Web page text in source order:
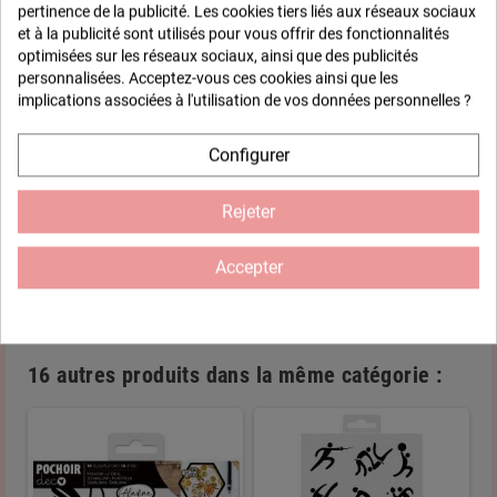
Description
Ce pochoir 13 x 18 cm est parfait pour vos projets créatifs sur
papier. Il offre deux motifs distincts, chacun au format 9 x 13 cm
: D’un côté : Des lignes de points et des cœurs, idéales pour des
designs délicats et romantiques. De l’autre côté : Un motif de
pois usés, parfait pour un effet vintage et texturé. Polyvalent et
facile à utiliser, il est idéal pour le scrapbooking, la carterie ou
toute activité DIY nécessitant des détails élégants et originaux.
Ajoutez une touche unique à vos créations grâce à ce pochoir
inspirant et pratique.
16 autres produits dans la même catégorie :
pertinence de la publicité. Les cookies tiers liés aux réseaux sociaux
et à la publicité sont utilisés pour vous offrir des fonctionnalités
optimisées sur les réseaux sociaux, ainsi que des publicités
personnalisées. Acceptez-vous ces cookies ainsi que les
implications associées à l'utilisation de vos données personnelles ?
Configurer
Rejeter
Accepter